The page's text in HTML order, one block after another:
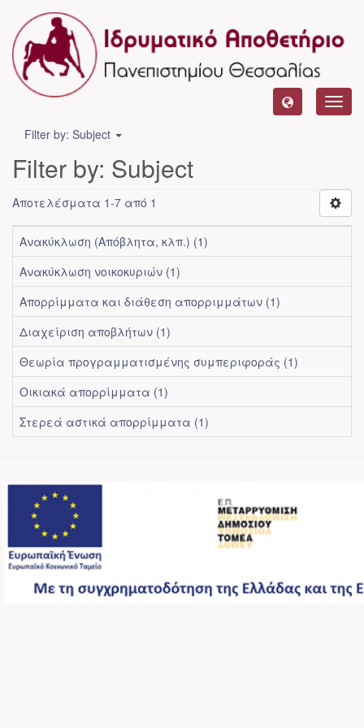
Filter by: Subject
Filter by: Subject
Αποτελέσματα 1-7 από 1
Ανακύκλωση (Απόβλητα, κλπ.) (1)
Ανακύκλωση νοικοκυριών (1)
Απορρίμματα και διάθεση απορριμμάτων (1)
Διαχείριση αποβλήτων (1)
Θεωρία προγραμματισμένης συμπεριφοράς (1)
Οικιακά απορρίμματα (1)
Στερεά αστικά απορρίμματα (1)